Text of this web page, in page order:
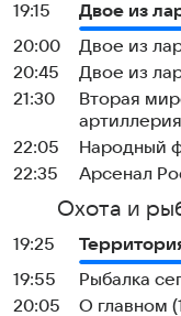
19:15
Двое из
20:00
Двое из
20:45
Двое из
21:30
Вторая
22:05
Народный
22:35
Арсенал
Охота и
19:25
19:55
Рыбалка
20:05
О главном